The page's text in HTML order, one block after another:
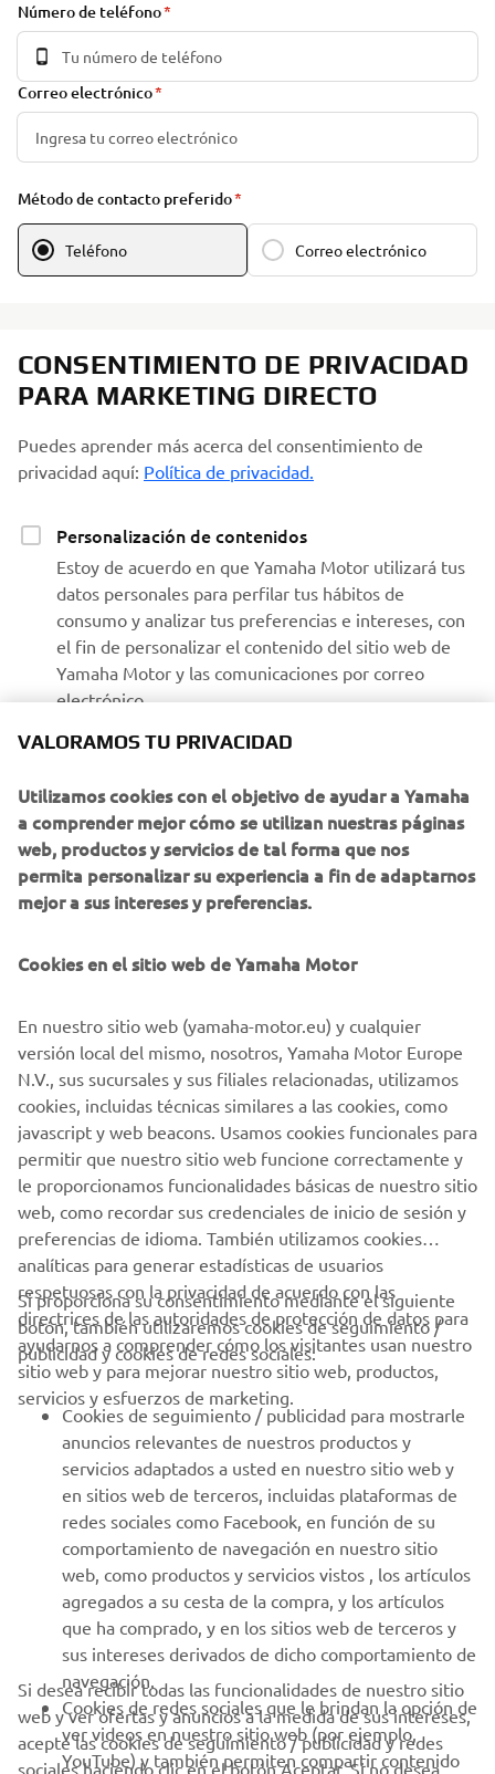
Número de teléfono
Correo electrónico
Método de contacto preferido
Teléfono Correo electrónico
CONSENTIMIENTO DE PRIVACIDAD
PARA MARKETING DIRECTO
Puedes aprender más acerca del consentimiento de
privacidad aquí: Política de privacidad.
Personalización de contenidos
Estoy de acuerdo en que Yamaha Motor utilizará tus
datos personales para perfilar tus hábitos de
consumo y analizar tus preferencias e intereses, con
el fin de personalizar el contenido del sitio web de
Yamaha Motor y las comunicaciones por correo
electrónico.
Estoy de acuerdo en que se procesarán tus datos para
fines de marketing directo, incluyendo el envío de
información sobre productos y servicios, la
elaboración del perfil del cliente (por ejemplo, a
través del análisis de datos) y para brindarte atención
marketing y quiere retirarlos, puede hacerlo a través de su
perfil MyYamaha
Al continuar, confirmas que has leído la política de
privacidad.
SOLICITA UNA PRUEBA DE PRODUCTO
CORPORATIVO
PROFESIONALES
MÁS YAMAHA
AYUDA
BOLETÍN DE NOTICIAS
Sé el primero en enterarte de las últimas ofertas, eventos
especiales, novedades
VALORAMOS TU PRIVACIDAD
Utilizamos cookies con el objetivo de ayudar a Yamaha
a comprender mejor cómo se utilizan nuestras páginas
web, productos y servicios de tal forma que nos
permita personalizar su experiencia a fin de adaptarnos
mejor a sus intereses y preferencias.
Cookies en el sitio web de Yamaha Motor
En nuestro sitio web (yamaha-motor.eu) y cualquier
versión local del mismo, nosotros, Yamaha Motor Europe
N.V., sus sucursales y sus filiales relacionadas, utilizamos
cookies, incluidas técnicas similares a las cookies, como
javascript y web beacons. Usamos cookies funcionales para
permitir que nuestro sitio web funcione correctamente y
le proporcionamos funcionalidades básicas de nuestro sitio
web, como recordar sus credenciales de inicio de sesión y
preferencias de idioma. También utilizamos cookies
analíticas para generar estadísticas de usuarios
respetuosas con la privacidad de acuerdo con las
directrices de las autoridades de protección de datos para
ayudarnos a comprender cómo los visitantes usan nuestro
sitio web y para mejorar nuestro sitio web, productos,
servicios y esfuerzos de marketing.
Si proporciona su consentimiento mediante el siguiente
botón, también utilizaremos cookies de seguimiento /
publicidad y cookies de redes sociales:
Cookies de seguimiento / publicidad para mostrarle
anuncios relevantes de nuestros productos y
servicios adaptados a usted en nuestro sitio web y
en sitios web de terceros, incluidas plataformas de
redes sociales como Facebook, en función de su
comportamiento de navegación en nuestro sitio
web, como productos y servicios vistos , los artículos
agregados a su cesta de la compra, y los artículos
que ha comprado, y en los sitios web de terceros y
sus intereses derivados de dicho comportamiento de
navegación.
Cookies de redes sociales que le brindan la opción de
ver videos en nuestro sitio web (por ejemplo,
YouTube) y también permiten compartir contenido
Si desea recibir todas las funcionalidades de nuestro sitio
web y ver ofertas y anuncios a la medida de sus intereses,
acepte las cookies de seguimiento / publicidad y redes
sociales haciendo clic en el botón Aceptar. Si no desea